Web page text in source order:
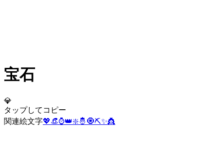
宝石
💎
タップしてコピー
関連絵文字💖👒⌚👑❇️🤴 🧿⛏️✨👸